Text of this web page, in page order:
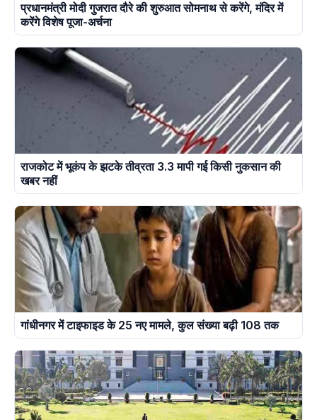
प्रधानमंत्री मोदी गुजरात दौरे की शुरुआत सोमनाथ से करेंगे, मंदिर में
करेंगे विशेष पूजा-अर्चना
राजकोट में भूकंप के झटके तीव्रता 3.3 मापी गई किसी नुकसान की
खबर नहीं
गांधीनगर में टाइफाइड के 25 नए मामले, कुल संख्या बढ़ी 108 तक